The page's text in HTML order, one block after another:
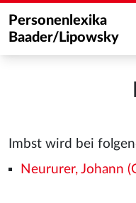
Personenlexika
Baader/Lipowsky
Imbst wird bei
Neururer, Johann